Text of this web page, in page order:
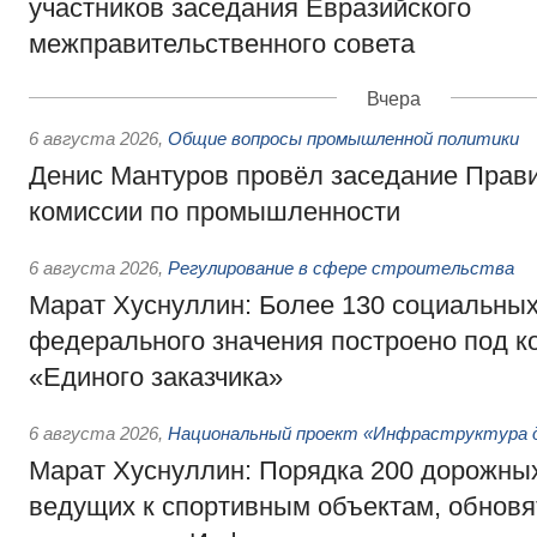
участников заседания Евразийского
межправительственного совета
Вчера
6 августа 2026, Общие вопросы промышленной политики
Денис Мантуров провёл заседание
комиссии по промышленности
6 августа 2026, Регулирование в сфере строительства
Марат Хуснуллин: Более 130
федерального значения построено под
«Единого заказчика»
6 августа 2026, Национальный проект «Инфраструктура
Марат Хуснуллин: Порядка 200
ведущих к спортивным объектам,